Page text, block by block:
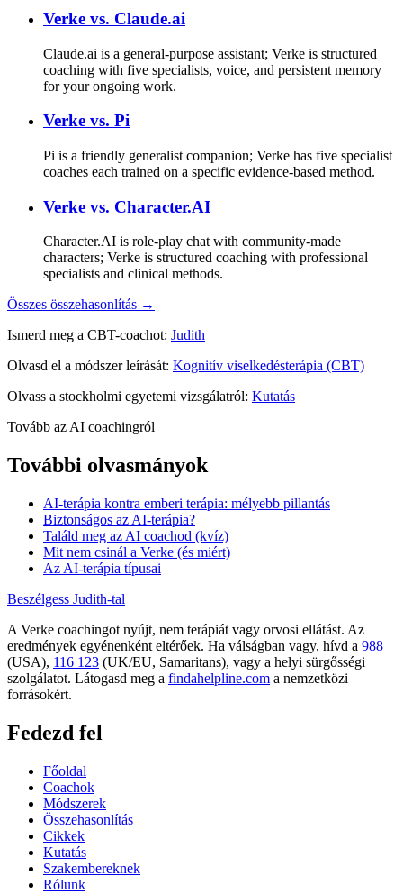
Verke vs. Claude.ai
Claude.ai is a general-purpose assistant; Verke is structured
coaching with five specialists, voice, and persistent memory
for your ongoing work.
Verke vs. Pi
Pi is a friendly generalist companion; Verke has five specialist
coaches each trained on a specific evidence-based method.
Verke vs. Character.AI
Character.AI is role-play chat with community-made
characters; Verke is structured coaching with professional
specialists and clinical methods.
Összes összehasonlítás →
Ismerd meg a CBT-coachot: Judith
Olvasd el a módszer leírását: Kognitív viselkedésterápia (CBT)
Olvass a stockholmi egyetemi vizsgálatról: Kutatás
Tovább az AI coachingról
További olvasmányok
AI-terápia kontra emberi terápia: mélyebb pillantás
Biztonságos az AI-terápia?
Találd meg az AI coachod (kvíz)
Mit nem csinál a Verke (és miért)
Az AI-terápia típusai
Beszélgess Judith-tal
A Verke coachingot nyújt, nem terápiát vagy orvosi ellátást. Az
eredmények egyénenként eltérőek. Ha válságban vagy, hívd a 988
(USA), 116 123 (UK/EU, Samaritans), vagy a helyi sürgősségi
szolgálatot. Látogasd meg a findahelpline.com a nemzetközi
forrásokért.
Fedezd fel
Főoldal
Coachok
Módszerek
Összehasonlítás
Cikkek
Kutatás
Szakembereknek
Rólunk